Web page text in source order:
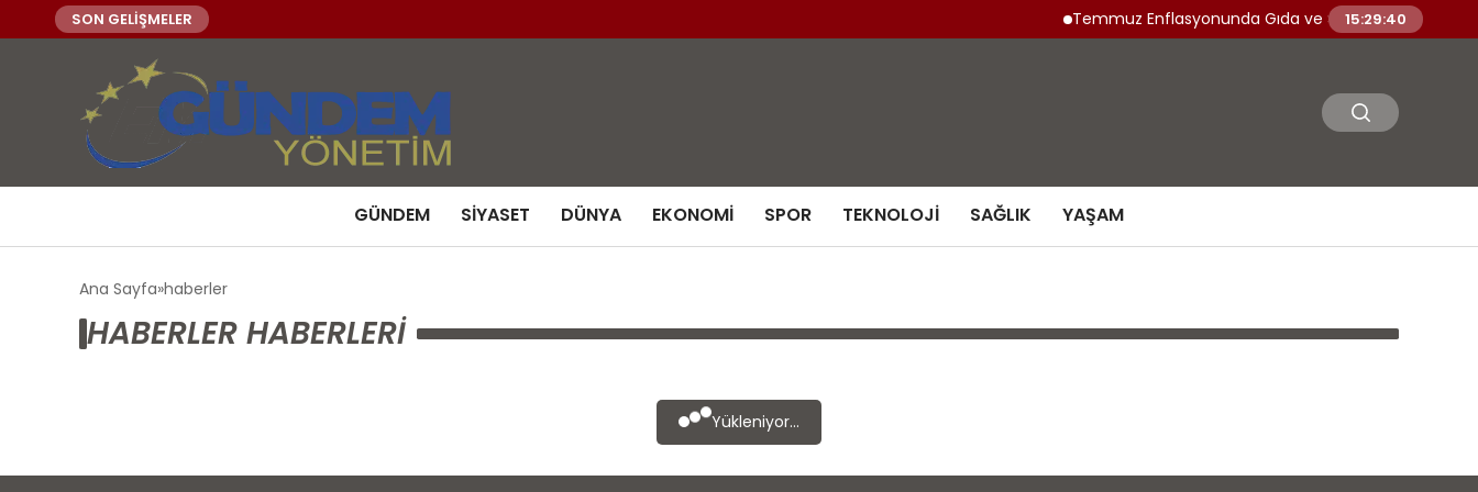
SON GELİŞMELER Temmuz Enflasyonunda Gıda ve Sağlık Sektörü Fiyat
15:29:40
GÜNDEM SIYASET DÜNYA EKONOMI SPOR TEKNOLOJI SAĞLIK YAŞAM
Ana Sayfa haberler
HABERLER HABERLERI
Yükleniyor...